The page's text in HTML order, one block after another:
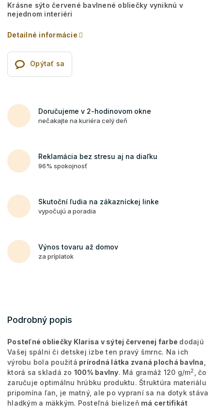
Krásne sýto červené bavlnené obliečky vyniknú v
nejednom interiéri
Detailné informácie
Opýtať sa
Doručujeme v 2-hodinovom okne
nečakajte na kuriéra celý deň
Reklamácia bez stresu aj na diaľku
96% spokojnosť
Skutoční ľudia na zákazníckej linke
vypočujú a poradia
Výnos tovaru až domov
za príplatok
Podrobný popis
Posteľné obliečky Klarisa v sýtej červenej farbe dodajú
Vašej spálni či detskej izbe ten pravý šmrnc. Na ich
výrobu bola použitá prírodná látka zvaná plochá bavlna
ktorá sa skladá zo 100% bavlny. Má gramáž 120 g/m2
, čo
zaručuje optimálnu hrúbku produktu. Štruktúra materiálu
pripomína ľan, je matný, ale po vypraní sa na dotyk stáva
hladkým a mäkkým. Posteľná bielizeň má certifikát